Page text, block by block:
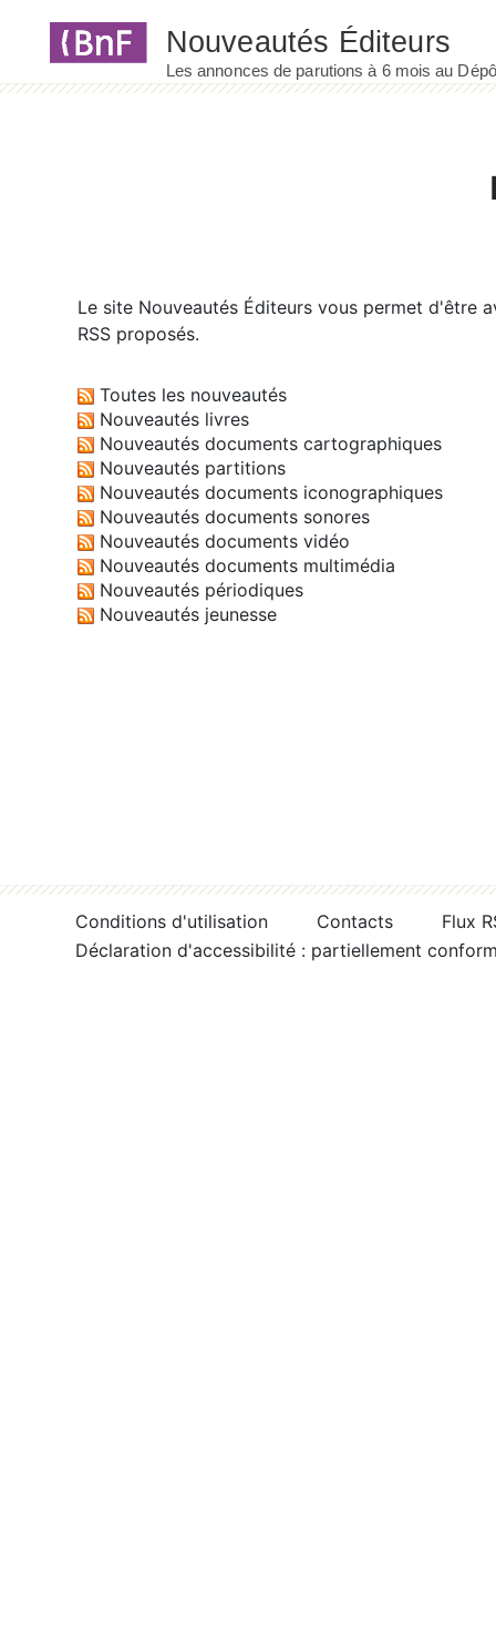
Le site Nouveautés Éditeurs vous permet d'être
RSS proposés.
Toutes les nouveautés
Nouveautés livres
Nouveautés documents cartographiques
Nouveautés partitions
Nouveautés documents iconographiques
Nouveautés documents sonores
Nouveautés documents vidéo
Nouveautés documents multimédia
Nouveautés périodiques
Nouveautés jeunesse
Conditions d'utilisation Contacts
Flux
Déclaration d'accessibilité : partiellement